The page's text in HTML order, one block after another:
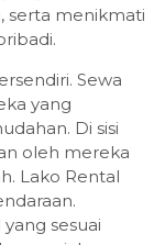
serta menikmati
Sewa
yang
Di sisi
oleh mereka
Lako Rental
sesuai